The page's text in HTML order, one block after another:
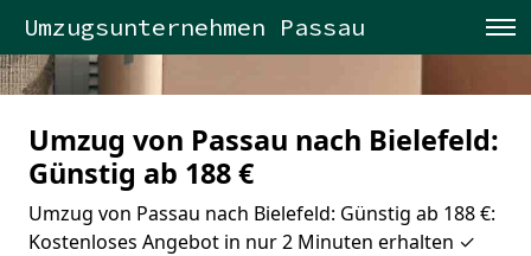
Umzugsunternehmen Passau
Umzug von Passau nach Bielefeld:
Günstig ab 188 €
Umzug von Passau nach Bielefeld: Günstig ab 188 €:
Kostenloses Angebot in nur 2 Minuten erhalten ✓